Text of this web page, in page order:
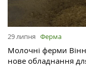
29 липня Ферма
Молочні ферми
нове обладнання